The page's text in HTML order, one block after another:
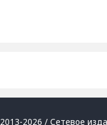
2013-2026 / Сетевое